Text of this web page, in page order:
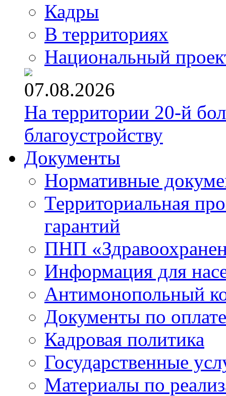
Кадры
В территориях
Национальный
07.08.2026
На территории 20-й
благоустройству
Документы
Нормативные
Территориальная
гарантий
ПНП
Информация для
Антимонопольный
Документы по
Кадровая политика
Государственные
Материалы по